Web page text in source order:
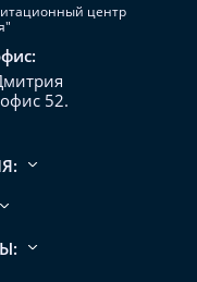
центр
52.